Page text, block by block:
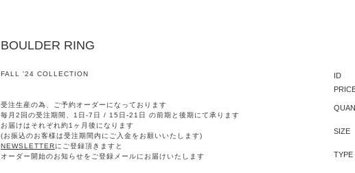
BOULDER RING
FALL '24 COLLECTION
受注生産の為、ご予約オーダーになっております
毎月2回の受注期間、1日-7日 / 15日-21日 の前期と後期にて承ります
お届けはそれぞれ約1ヶ月後になります
(お振込のお客様は受注期間内にご入金をお願いいたします)
NEWSLETTERにご登録頂きますと
オーダー開始のお知らせをご登録メールにお届けいたします
ID
SIZE
TYPE